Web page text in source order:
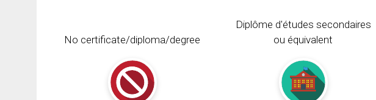
No certificate/diploma/degree
Diplôme d'études secondaires
ou équivalent